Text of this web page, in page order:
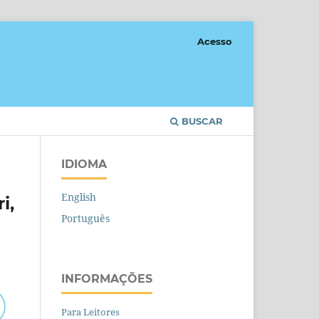
BUSCAR
Acesso
IDIOMA
English
Português
INFORMAÇÕES
Para Leitores